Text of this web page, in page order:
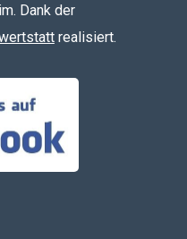
Dank der
realisiert.